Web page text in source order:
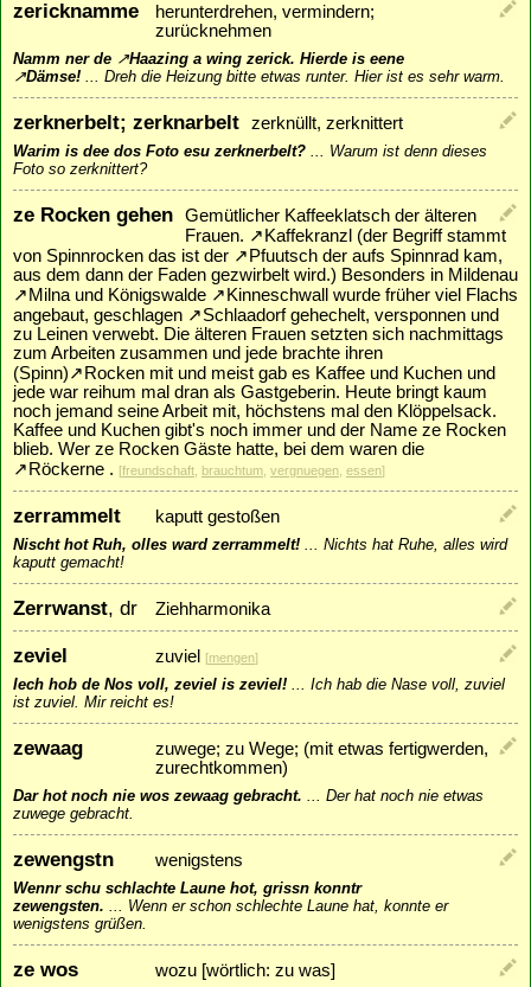
zericknamme
herunterdrehen, vermindern;
zurücknehmen
Namm ner de ↗Haazing a wing zerick. Hierde is eene
↗Dämse! Dreh die Heizung bitte etwas runter. Hier ist es sehr warm.
zerknerbelt; zerknarbelt zerknüllt, zerknittert
Warim is dee dos Foto esu zerknerbelt?
Warum ist denn dieses
Foto so zerknittert?
ze Rocken gehen
Gemütlicher Kaffeeklatsch der älteren
Frauen. ↗ Kaffekranzl (der Begriff stammt
von Spinnrocken das ist der ↗ Pfuutsch der aufs Spinnrad kam,
aus dem dann der Faden gezwirbelt wird.) Besonders in Mildenau
↗ Milna und Königswalde ↗ Kinneschwall
wurde früher viel Flachs
angebaut, geschlagen ↗Schlaadorfgehechelt, versponnen und
zu Leinen verwebt. Die älteren Frauen setzten sich nachmittags
zum Arbeiten zusammen und jede brachte ihren
(Spinn)↗ Rocken mit und meist gab es Kaffee und Kuchen und
jede war reihum mal dran als Gastgeberin. Heute bringt kaum
noch jemand seine Arbeit mit, höchstens mal den Klöppelsack.
Kaffee und Kuchen gibt's noch immer und der Name ze Rocken
blieb. Wer ze Rocken Gäste hatte, bei dem waren die
↗ Röckerne . [freundschaft brauchtum vergnuegen essen]
zerrammelt kaputt gestoßen
Nischt hot Ruh, olles ward zerrammelt!
Nichts hat Ruhe, alles wird
kaputt gemacht!
Zerrwanst, dr Ziehharmonika
zeviel zuviel [mengen]
Iech hob de Nos voll, zeviel is zeviel!
Ich hab die Nase voll, zuviel
ist zuviel. Mir reicht es!
zewaag
zuwege; zu Wege; (mit etwas fertigwerden,
zurechtkommen)
Dar hot noch nie wos zewaag gebracht.
Der hat noch nie etwas
zuwege gebracht.
zewengstn wenigstens
Wennr schu schlachte Laune hot, grissn konntr
zewengsten.
Wenn er schon schlechte Laune hat, konnte er
wenigstens grüßen.
ze wos wozu [wörtlich: zu was]